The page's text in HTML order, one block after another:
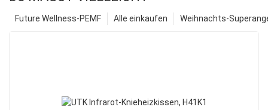
Weihnachts-
Alle einkaufen
Future Wellness-PEMF